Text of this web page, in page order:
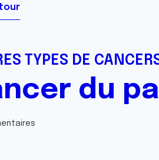
TYPES DE
du